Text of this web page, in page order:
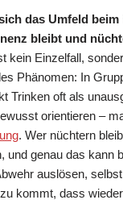
das Umfeld
bleibt und
kein Einzelfall,
Phänomen: In
Trinken oft als
orientieren –
. Wer nüchtern
und genau das kann
auslösen,
kommt, dass